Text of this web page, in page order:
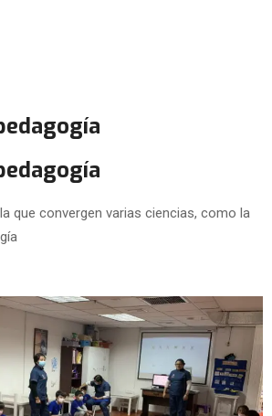
que convergen varias ciencias, como la